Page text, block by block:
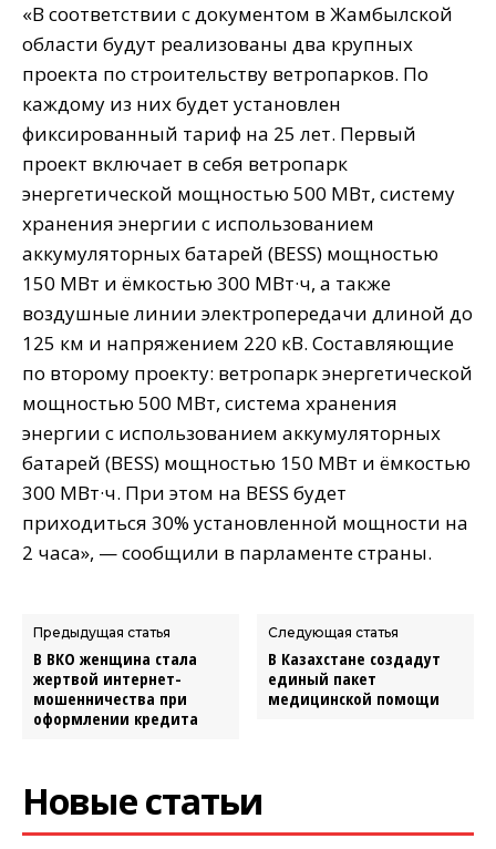
«В соответствии с документом в Жамбылской
области будут реализованы два крупных
проекта по строительству ветропарков. По
каждому из них будет установлен
фиксированный тариф на 25 лет. Первый
проект включает в себя ветропарк
энергетической мощностью 500 МВт, систему
хранения энергии с использованием
аккумуляторных батарей (BESS) мощностью
150 МВт и ёмкостью 300 МВт·ч, а также
воздушные линии электропередачи длиной до
125 км и напряжением 220 кВ. Составляющие
по второму проекту: ветропарк энергетической
мощностью 500 МВт, система хранения
энергии с использованием аккумуляторных
батарей (BESS) мощностью 150 МВт и ёмкостью
300 МВт·ч. При этом на BESS будет
приходиться 30% установленной мощности на
2 часа», — сообщили в парламенте страны.
Предыдущая статья
В ВКО женщина стала
жертвой интернет-
мошенничества при
оформлении кредита
Следующая статья
В Казахстане создадут
единый пакет
медицинской помощи
Новые статьи